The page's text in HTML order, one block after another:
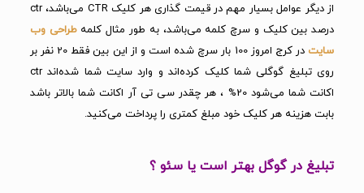
از دیگر عوامل بسیار مهم در قیمت گذاری هر کلیک CTR می‌باشد، ctr
درصد بین کلیک و سرچ کلمه می‌باشد، به طور مثال کلمهطراحی وب
سایت
در کرج امروز 100 بار سرچ شده است و از این بین فقط 20 نفر بر
روی تبلیغ گوگلی شما کلیک کرده‌اند و وارد سایت شما شده‌اند ctr
اکانت شما می‌شود 20% ، هر چقدر سی تی آر اکانت شما بالاتر باشد
بابت هزینه هر کلیک خود مبلغ کمتری را پرداخت می‌کنید.
تبلیغ در گوگل بهتر است یا سئو ؟